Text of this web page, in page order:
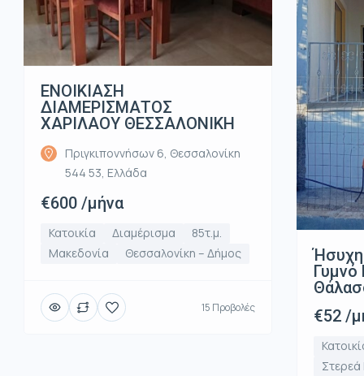
ΕΝΟΙΚΙΑΣΗ
ΔΙΑΜΕΡΙΣΜΑΤΟΣ
ΧΑΡΙΛΑΟΥ ΘΕΣΣΑΛΟΝΙΚΗ
Πριγκιποννήσων 6, Θεσσαλονίκη
544 53, Ελλάδα
€600 /μήνα
Κατοικία Διαμέρισμα
85τ.μ.
Μακεδονία
Θεσσαλονίκη – Δήμος
15 Προβολές
Γυμνό
€52 /